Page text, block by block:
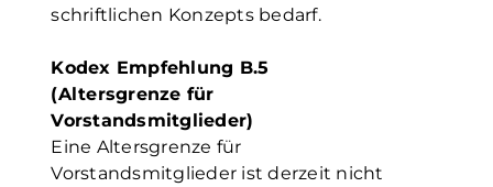
schriftlichen Konzepts bedarf.
Kodex Empfehlung B.5
(Altersgrenze für
Vorstandsmitglieder)
Eine Altersgrenze für
Vorstandsmitglieder ist derzeit nicht